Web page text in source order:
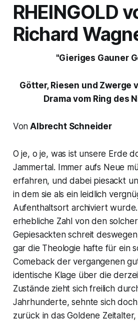
RHEINGOLD
Richard
"Gieriges Gauner
Götter, Riesen und Zwerge
Drama vom Ring des
Von Albrecht Schneider
O je, o je, was ist unsere Erde
Jammertal. Immer aufs Neue
erfahren, und dabei piesackt
in dem sie als ein leidlich
Aufenthaltsort archiviert
erhebliche Zahl von den
Gepiesackten schreit
gar die Theologie hafte für ein
Comeback der vergangenen
identische Klage über die
Zustände zieht sich freilich
Jahrhunderte, sehnte sich
zurück in das Goldene